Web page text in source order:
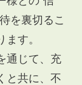
を裏切るこ
す。
通じて、充
と共に、不